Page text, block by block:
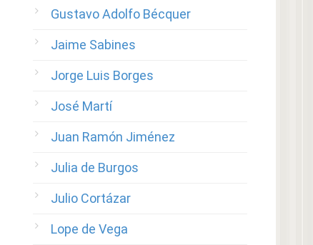
Gustavo Adolfo Bécquer
Jaime Sabines
Jorge Luis Borges
José Martí
Juan Ramón Jiménez
Julia de Burgos
Julio Cortázar
Lope de Vega